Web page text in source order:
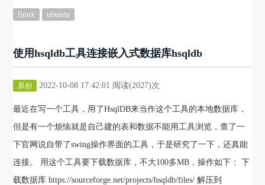
linux ubuntu
使用hsqldb工具连接嵌入式数据库hsqldb
原创 2022-10-08 17:42:01 阅读(2027)次
最近在写一个工具，用了HsqlDB来当作这个工具的本地数据库，
但是有一个烦恼就是自己建的表和数据不能用工具浏览，查了一
下官网说自带了swing操作界面的工具，于是研究了一下，还真能
连接。 用这个工具要下载数据库，不大100多MB，操作如下： 下
载数据库 https://sourceforge.net/projects/hsqldb/files/ 解压到